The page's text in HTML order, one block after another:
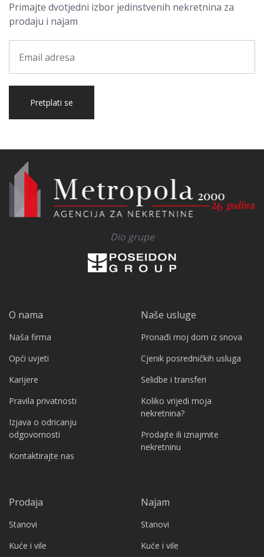
Primajte dvotjedni izbor jedinstvenih nekretnina za
prodaju i najam
Pretplati se
Dio grupe
O nama
Naša firma
Opći uvjeti
Karijere
Pravila privatnosti
Izjava o odricanju
odgovornosti
Kontaktirajte nas
Naše usluge
Pronađi moj dom iz snova
Cjenik posredničkih usluga
Selidbe i transferi
Koliko vrijedi moja
nekretnina?
Prodajte ili iznajmite
nekretninu
Prodaja
Stanovi
Kuće i vile
Najam
Stanovi
Kuće i vile